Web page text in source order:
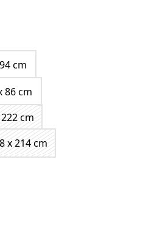
cm
86 cm
cm
x 214 cm